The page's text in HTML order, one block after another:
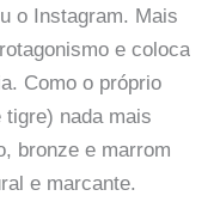
o Instagram. Mais
e coloca
Como o próprio
tigre) nada mais
bronze e marrom
e marcante.